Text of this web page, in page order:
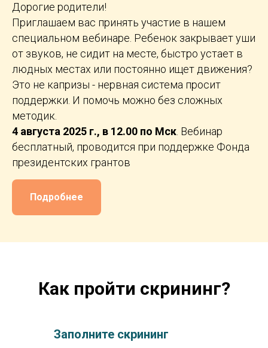
Дорогие родители!
Приглашаем вас принять участие в нашем
специальном вебинаре. Ребенок закрывает уши
от звуков, не сидит на месте, быстро устает в
людных местах или постоянно ищет движения?
Это не капризы - нервная система просит
поддержки. И помочь можно без сложных
методик.
4 августа 2025 г., в 12.00 по Мск. Вебинар
бесплатный, проводится при поддержке Фонда
президентских грантов
Подробнее
Как пройти скрининг?
Заполните скрининг